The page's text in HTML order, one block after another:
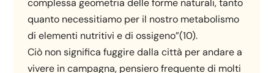
complessa geometria delle forme naturali, tanto
quanto necessitiamo per il nostro metabolismo
di elementi nutritivi e di ossigeno”(10).
Ciò non significa fuggire dalla città per andare a
vivere in campagna, pensiero frequente di molti